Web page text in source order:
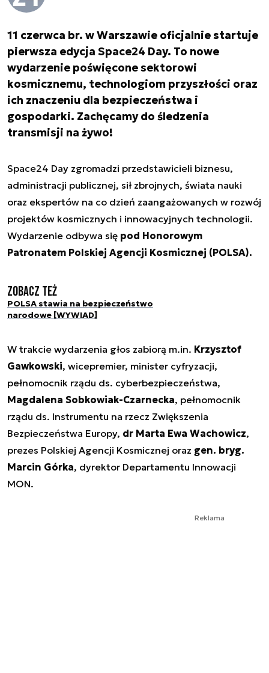
11 czerwca br. w Warszawie oficjalnie startuje
pierwsza edycja Space24 Day. To nowe
wydarzenie poświęcone sektorowi
kosmicznemu, technologiom przyszłości oraz
ich znaczeniu dla bezpieczeństwa i
gospodarki. Zachęcamy do śledzenia
transmisji na żywo!
Space24 Day zgromadzi przedstawicieli biznesu,
administracji publicznej, sił zbrojnych, świata nauki
oraz ekspertów na co dzień zaangażowanych w rozwój
projektów kosmicznych i innowacyjnych technologii.
Wydarzenie odbywa się pod Honorowym
Patronatem Polskiej Agencji Kosmicznej (POLSA).
Zobacz też
POLSA stawia na bezpieczeństwo
narodowe [WYWIAD]
W trakcie wydarzenia głos zabiorą m.in. Krzysztof
Gawkowski, wicepremier, minister cyfryzacji,
pełnomocnik rządu ds. cyberbezpieczeństwa,
Magdalena Sobkowiak-Czarnecka, pełnomocnik
rządu ds. Instrumentu na rzecz Zwiększenia
Bezpieczeństwa Europy, dr Marta Ewa Wachowicz,
prezes Polskiej Agencji Kosmicznej oraz gen. bryg.
Marcin Górka, dyrektor Departamentu Innowacji
MON.
Reklama